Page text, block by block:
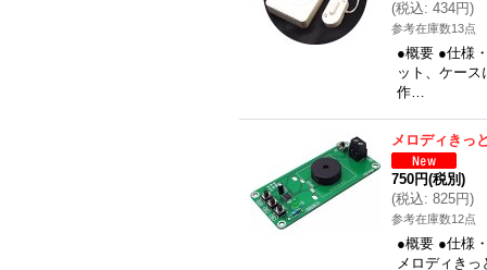
(税込: 434円)
参考在庫数13点
●概要 ●仕様
ット、ケー
作…
メロディきっ
750円(税別)
(税込: 825円)
参考在庫数12点
●概要 ●仕様
メロディき